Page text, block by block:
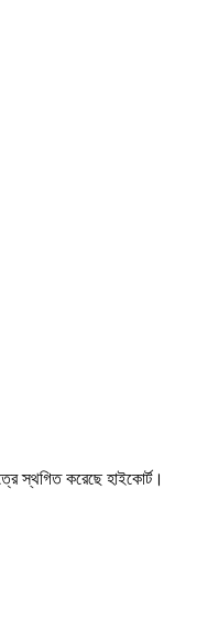
স্থগিত করেছে হাইকোর্ট।